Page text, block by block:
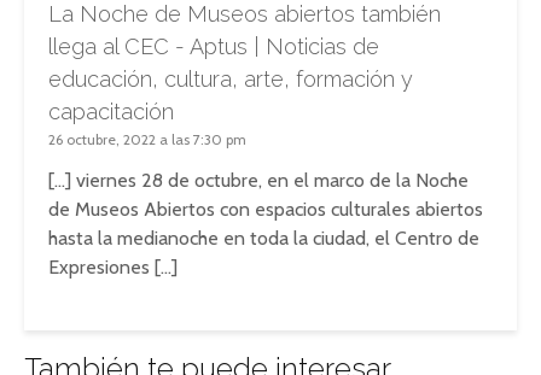
La Noche de Museos abiertos también
llega al CEC - Aptus | Noticias de
educación, cultura, arte, formación y
capacitación
26 octubre, 2022 a las 7:30 pm
[…] viernes 28 de octubre, en el marco de la Noche
de Museos Abiertos con espacios culturales abiertos
hasta la medianoche en toda la ciudad, el Centro de
Expresiones […]